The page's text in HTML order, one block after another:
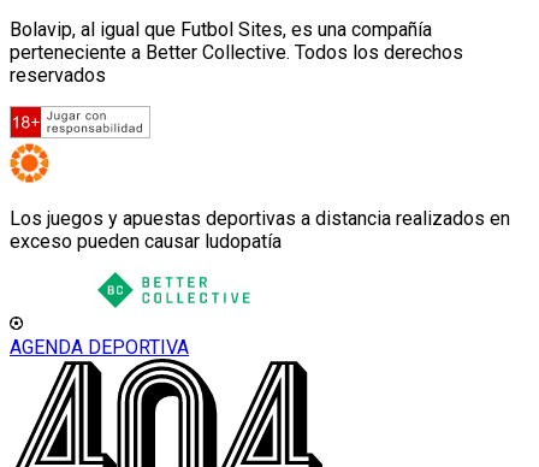
Bolavip, al igual que Futbol Sites, es una compañía
perteneciente a Better Collective. Todos los derechos
reservados
Los juegos y apuestas deportivas a distancia realizados en
exceso pueden causar ludopatía
AGENDA DEPORTIVA